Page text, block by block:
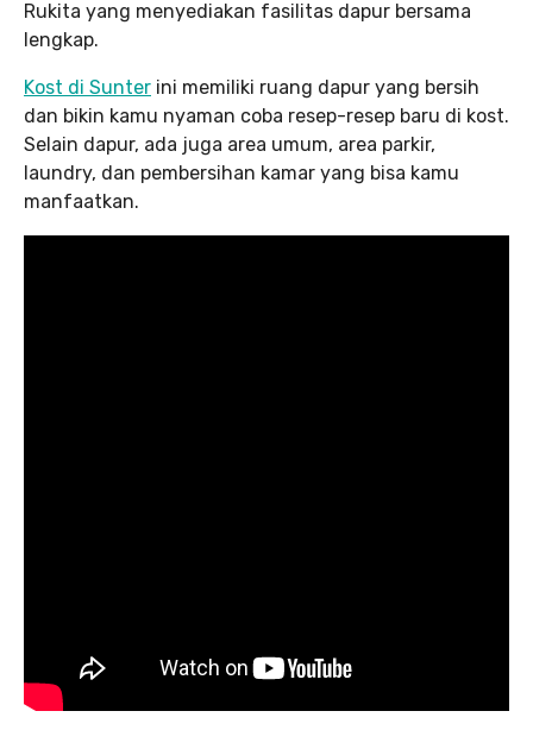
Rukita yang menyediakan fasilitas dapur bersama
lengkap.
Kost di Sunter ini memiliki ruang dapur yang bersih
dan bikin kamu nyaman coba resep-resep baru di kost.
Selain dapur, ada juga area umum, area parkir,
laundry, dan pembersihan kamar yang bisa kamu
manfaatkan.